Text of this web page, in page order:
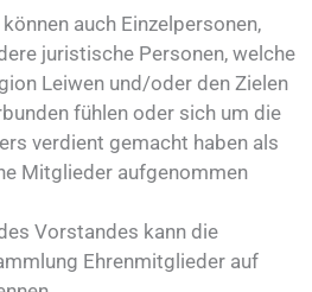
auch Einzelpersonen,
juristische Personen, welche
Leiwen und/oder den Zielen
fühlen oder sich um die
verdient gemacht haben als
Mitglieder aufgenommen
Vorstandes kann die
Ehrenmitglieder auf